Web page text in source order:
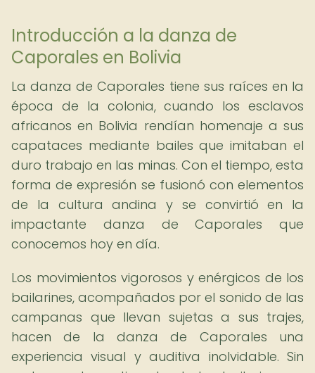
Introducción a la danza de
Caporales en Bolivia
La danza de Caporales tiene sus raíces en la
época de la colonia, cuando los esclavos
africanos en Bolivia rendían homenaje a sus
capataces mediante bailes que imitaban el
duro trabajo en las minas. Con el tiempo, esta
forma de expresión se fusionó con elementos
de la cultura andina y se convirtió en la
impactante danza de Caporales que
conocemos hoy en día.
Los movimientos vigorosos y enérgicos de los
bailarines, acompañados por el sonido de las
campanas que llevan sujetas a sus trajes,
hacen de la danza de Caporales una
experiencia visual y auditiva inolvidable. Sin